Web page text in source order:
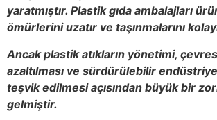
yaratmıştır. Plastik gıda ambalajları
ömürlerini uzatır ve taşınmalarını
Ancak plastik atıkların yönetimi,
azaltılması ve sürdürülebilir
teşvik edilmesi açısından büyük bir
gelmiştir.